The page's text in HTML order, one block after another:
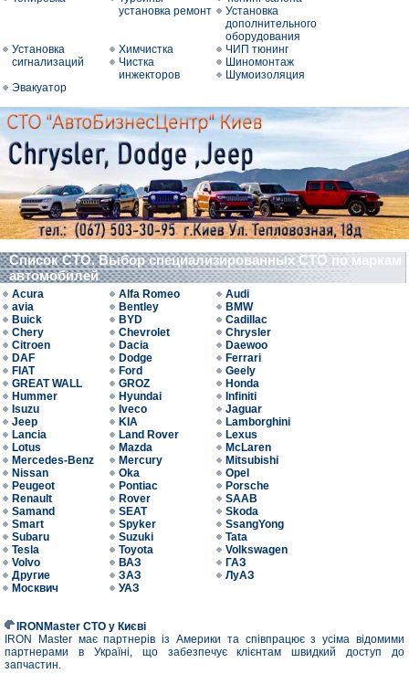
установка ремонт
Установка
дополнительного
оборудования
Установка
сигнализаций
Химчистка
ЧИП тюнинг
Чистка
инжекторов
Шиномонтаж
Шумоизоляция
Эвакуатор
Список СТО. Выбор специализированных СТО по маркам
автомобилей
Acura Alfa Romeo
Audi
avia
Bentley
BMW
Buick
BYD
Cadillac
Chery
Chevrolet
Chrysler
Citroen
Dacia
Daewoo
DAF
Dodge
Ferrari
FIAT
Ford
Geely
GREAT WALL
GROZ
Honda
Hummer
Hyundai
Infiniti
Isuzu
Iveco
Jaguar
Jeep
KIA
Lamborghini
Lancia
Land Rover
Lexus
Lotus
Mazda
McLaren
Mercedes-Benz
Mercury
Mitsubishi
Nissan
Oka
Opel
Peugeot
Pontiac
Porsche
Renault
Rover
SAAB
Samand
SEAT
Skoda
Smart
Spyker
SsangYong
Subaru
Suzuki
Tata
Tesla
Toyota
Volkswagen
Volvo
ВАЗ
ГАЗ
Другие
ЗАЗ
ЛуАЗ
Москвич
УАЗ
IRONMaster СТО у Києві
IRON Master має партнерів із Америки та співпрацює з усіма відомими
партнерами в Україні, що забезпечує клієнтам швидкий доступ до
запчастин.